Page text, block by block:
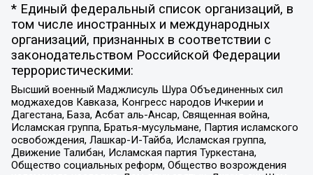
* Единый федеральный список организаций, в
том числе иностранных и международных
организаций, признанных в соответствии с
законодательством Российской Федерации
террористическими:
Высший военный Маджлисуль Шура Объединенных сил
моджахедов Кавказа, Конгресс народов Ичкерии и
Дагестана, База, Асбат аль-Ансар, Священная война,
Исламская группа, Братья-мусульмане, Партия исламского
освобождения, Лашкар-И-Тайба, Исламская группа,
Движение Талибан, Исламская партия Туркестана,
Общество социальных реформ, Общество возрождения